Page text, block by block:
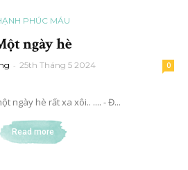
PHÚC MÁU
ngày hè
- 25th Tháng 5 2024 0
ngày hè rất xa xôi.. .... - Đ...
Read more